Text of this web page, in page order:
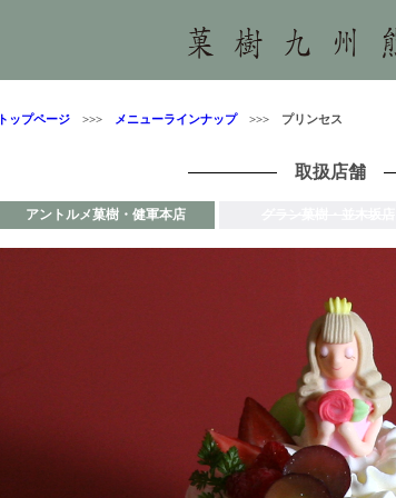
トップページ >>> メニューラインナップ>>> プリンセス
取扱店舗
アントルメ菓樹・健軍本店